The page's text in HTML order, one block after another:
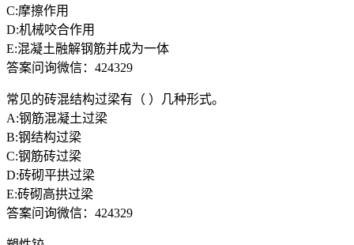
C:摩擦作用
D:机械咬合作用
E:混凝土融解钢筋并成为一体
答案问询微信：424329
常见的砖混结构过梁有（ ）几种形式。
A:钢筋混凝土过梁
B:钢结构过梁
C:钢筋砖过梁
D:砖砌平拱过梁
E:砖砌高拱过梁
答案问询微信：424329